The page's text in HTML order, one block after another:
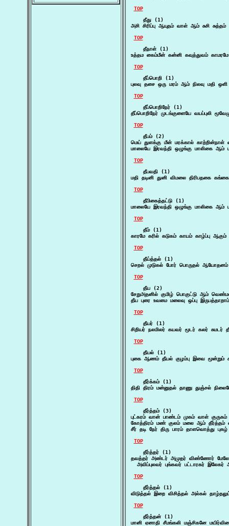
TOP
    தீது (1)
அசி சிரிப்பு ஆயுதம் வாள் ஆம் சுசி
TOP
    தீநாள் (1)
உத்தம கைம்மீன் கன்னி கவுத்துவம்
TOP
    தீப்பொறி (1)
புலவு தசை ஒரு மரம் ஆம் நிலவு மதி
TOP
    தீப்பொறிநேர் (1)
தீப்பொறிநேர் முடங்குளையே வயப்புலி
TOP
    தீபம் (2)
மெய் துளக்கு மீன் மரக்கால் காற்றின்நாள்
மாலையே இரவந்தி ஒழுங்கு மாலிகை
TOP
    தீபவதி (1)
மதி தடினி துனி விமலை திரிபதகை
TOP
    தீபிகைத்தட்டு (1)
மாலையே இரவந்தி ஒழுங்கு மாலிகை
TOP
    தீம் (1)
காரமே கரில் கடுகம் காயம் காழ்ப்பு
TOP
    தீய்த்தல் (1)
செறல் முடுகல் போர் பொருதல்
TOP
    தீய (2)
சேறுஅதனில் குமிழ் பொகுட்டு ஆம்
தீய புரை உவமை மலைவு ஒப்பு
TOP
    தீயர் (1)
சிறியர் நலமிலர் கயவர் மூடர் கலர்
TOP
    தீயல் (1)
புகை ஆணம் தீயல் குழம்பு இவை மூன்றும்
TOP
    தீர்க்கம் (1)
திதி திரம் மன்னுதல் தாணு துஞ்சல்
TOP
    தீர்த்தம் (3)
புட்கரம் வான் பாண்டம் முகம் வாள் குருகம்
கோத்திரம் மண் குலம் மலை ஆம் தீர்த்தம்
சீர் தடி நேர் திரு பாரம் தாளவொத்து
TOP
    தீர்த்தர் (1)
தவத்தர் அண்டர் அமுதர் விண்ணோர்
அவிப்புலவர் புங்கவர் பட்டாரகர்
TOP
    தீர்த்தல் (1)
விடுத்தல் இறை விசித்தல் அல்கல்
TOP
    தீர்த்தன் (1)
மானி ஏனாதி சீமங்கலி மஞ்சிகனே